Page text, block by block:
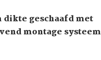
dikte geschaafd met
montage systeem